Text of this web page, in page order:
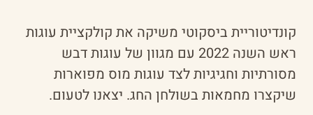
קונדיטוריית ביסקוטי משיקה את קולקציית עוגות
ראש השנה 2022 עם מגוון של עוגות דבש
מסורתיות וחגיגיות לצד עוגות מוס מפוארות
שיקצרו מחמאות בשולחן החג. יצאנו לטעום.